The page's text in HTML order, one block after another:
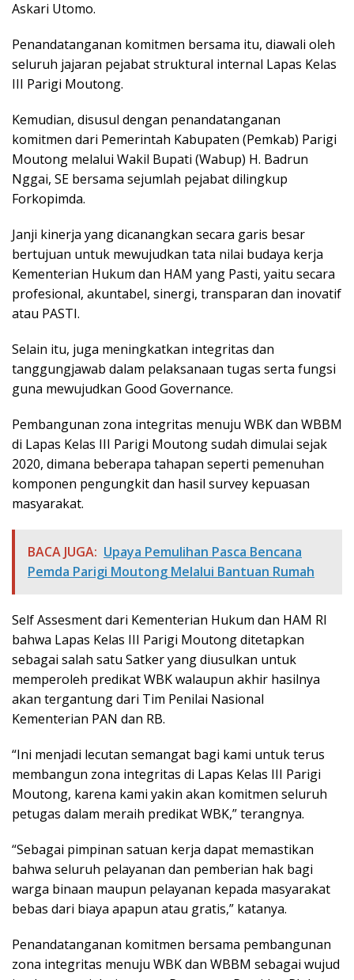
Askari Utomo.
Penandatanganan komitmen bersama itu, diawali oleh
seluruh jajaran pejabat struktural internal Lapas Kelas
III Parigi Moutong.
Kemudian, disusul dengan penandatanganan
komitmen dari Pemerintah Kabupaten (Pemkab) Parigi
Moutong melalui Wakil Bupati (Wabup) H. Badrun
Nggai, SE bersama sejumlah pejabat dilingkup
Forkopimda.
Janji kinerja yang dicanangkan secara garis besar
bertujuan untuk mewujudkan tata nilai budaya kerja
Kementerian Hukum dan HAM yang Pasti, yaitu secara
profesional, akuntabel, sinergi, transparan dan inovatif
atau PASTI.
Selain itu, juga meningkatkan integritas dan
tanggungjawab dalam pelaksanaan tugas serta fungsi
guna mewujudkan Good Governance.
Pembangunan zona integritas menuju WBK dan WBBM
di Lapas Kelas III Parigi Moutong sudah dimulai sejak
2020, dimana beberapa tahapan seperti pemenuhan
komponen pengungkit dan hasil survey kepuasan
masyarakat.
BACA JUGA: Upaya Pemulihan Pasca Bencana
Pemda Parigi Moutong Melalui Bantuan Rumah
Self Assesment dari Kementerian Hukum dan HAM RI
bahwa Lapas Kelas III Parigi Moutong ditetapkan
sebagai salah satu Satker yang diusulkan untuk
memperoleh predikat WBK walaupun akhir hasilnya
akan tergantung dari Tim Penilai Nasional
Kementerian PAN dan RB.
“Ini menjadi lecutan semangat bagi kami untuk terus
membangun zona integritas di Lapas Kelas III Parigi
Moutong, karena kami yakin akan komitmen seluruh
petugas dalam meraih predikat WBK,” terangnya.
“Sebagai pimpinan satuan kerja dapat memastikan
bahwa seluruh pelayanan dan pemberian hak bagi
warga binaan maupun pelayanan kepada masyarakat
bebas dari biaya apapun atau gratis,” katanya.
Penandatanganan komitmen bersama pembangunan
zona integritas menuju WBK dan WBBM sebagai wujud